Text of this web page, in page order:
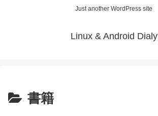
Just another WordPress site
Linux & Android Dialy
書籍